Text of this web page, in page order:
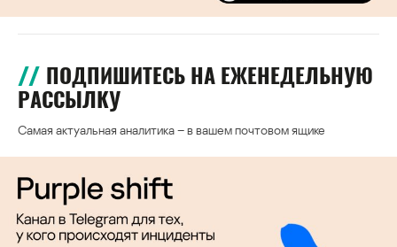
ПОДПИШИТЕСЬ НА ЕЖЕНЕДЕЛЬНУЮ
РАССЫЛКУ
Самая актуальная аналитика – в вашем почтовом ящике